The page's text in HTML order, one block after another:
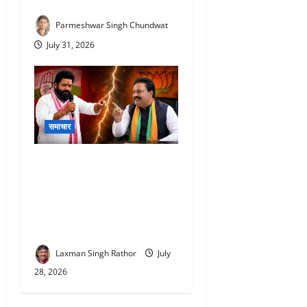
Parmeshwar Singh Chundwat
July 31, 2026
समाचार
Laxman Singh Rathor
July
28, 2026